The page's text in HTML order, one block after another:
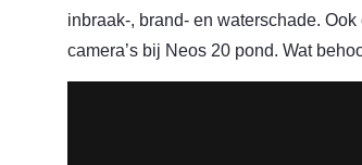
inbraak-, brand- en waterschade.
camera’s bij Neos 20 pond. Wat